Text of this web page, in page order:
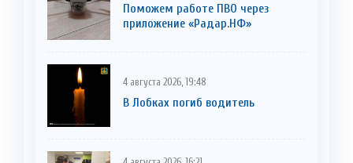
Поможем работе ПВО через
приложение «Радар.НФ»
4 августа 2026, 19:48
В Лобках погиб водитель